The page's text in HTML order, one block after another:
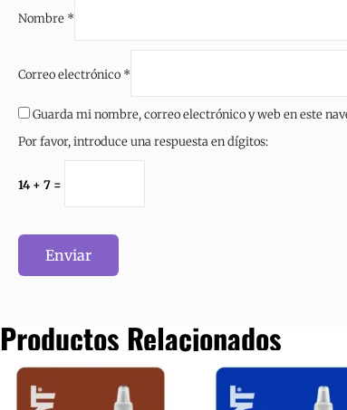
Nombre *
Correo electrónico *
Guarda mi nombre, correo electrónico y web en este
Por favor, introduce una respuesta en dígitos:
14 + 7 =
Productos Relacionados